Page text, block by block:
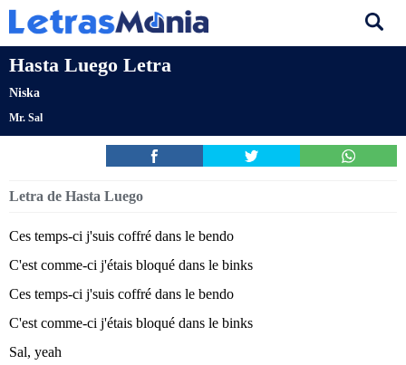
Hasta Luego Letra
Niska
Mr. Sal
Letra de Hasta Luego
Ces temps-ci j'suis coffré dans le bendo
C'est comme-ci j'étais bloqué dans le binks
Ces temps-ci j'suis coffré dans le bendo
C'est comme-ci j'étais bloqué dans le binks
Sal, yeah